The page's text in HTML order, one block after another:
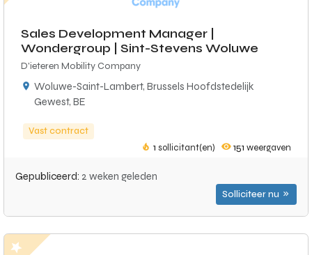
Sales Development Manager |
Wondergroup | Sint-Stevens Woluwe
D'ieteren Mobility Company
Woluwe-Saint-Lambert, Brussels Hoofdstedelijk
Gewest, BE
Vast contract
1 sollicitant(en) 151 weergaven
Gepubliceerd: 2 weken geleden
Solliciteer nu